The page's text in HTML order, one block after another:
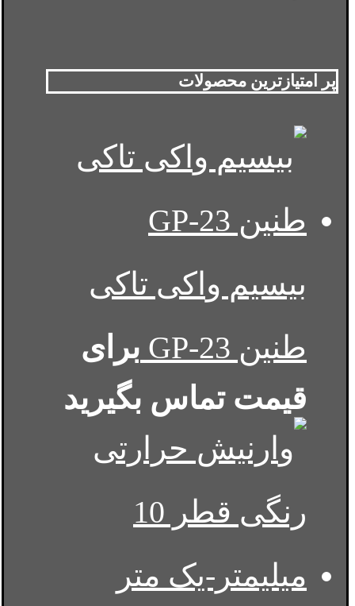
پر امتیازترین محصولات
بیسیم واکی تاکی
طنین GP-23
برای
قیمت تماس بگیرید